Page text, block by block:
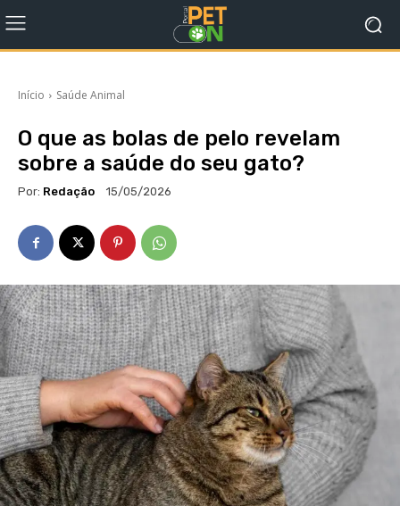
Início Saúde Animal
O que as bolas de pelo revelam
sobre a saúde do seu gato?
Por: Redação 15/05/2026